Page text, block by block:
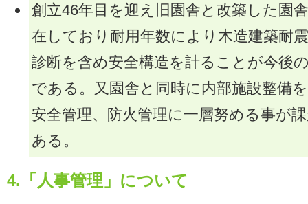
創立46年目を迎え旧園舎と改築した園
在しており耐用年数により木造建築耐
診断を含め安全構造を計ることが今後
である。又園舎と同時に内部施設整備
安全管理、防火管理に一層努める事が
ある。
4.「人事管理」について